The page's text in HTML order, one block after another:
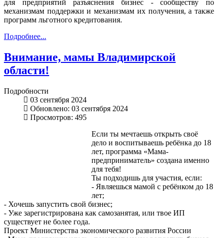
для предприятий разъяснения бизнес - сообществу по
механизмам поддержки и механизмам их получения, а также
программ льготного кредитования.
Подробнее...
Внимание, мамы Владимирской
области!
Подробности
03 сентября 2024
Обновлено: 03 сентября 2024
Просмотров: 495
Если ты мечтаешь открыть своё
дело и воспитываешь ребёнка до 18
лет, программа «Мама-
предприниматель» создана именно
для тебя!
Ты подходишь для участия, если:
- Являешься мамой с ребёнком до 18
лет;
- Хочешь запустить свой бизнес;
- Уже зарегистрирована как самозанятая, или твое ИП
существует не более года.
Проект Министерства экономического развития России